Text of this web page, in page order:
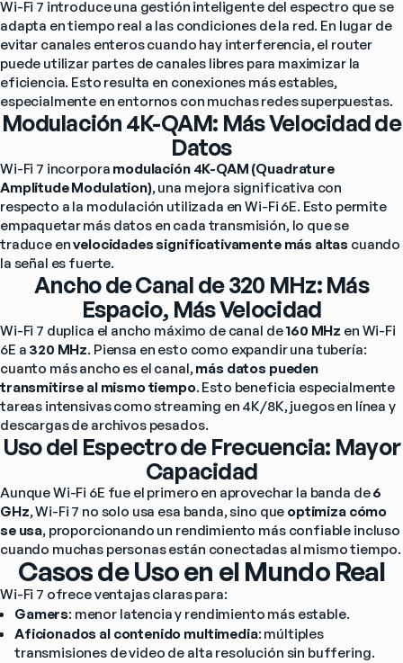
Wi-Fi 7 introduce una gestión inteligente del espectro que se
adapta en tiempo real a las condiciones de la red. En lugar de
evitar canales enteros cuando hay interferencia, el router
puede utilizar partes de canales libres para maximizar la
eficiencia. Esto resulta en conexiones más estables,
especialmente en entornos con muchas redes superpuestas.
Modulación 4K-QAM: Más Velocidad de
Datos
Wi-Fi 7 incorpora modulación 4K-QAM (Quadrature
Amplitude Modulation), una mejora significativa con
respecto a la modulación utilizada en Wi-Fi 6E. Esto permite
empaquetar más datos en cada transmisión, lo que se
traduce en velocidades significativamente más altas cuando
la señal es fuerte.
Ancho de Canal de 320 MHz: Más
Espacio, Más Velocidad
Wi-Fi 7 duplica el ancho máximo de canal de 160 MHz en Wi-Fi
6E a 320 MHz. Piensa en esto como expandir una tubería:
cuanto más ancho es el canal, más datos pueden
transmitirse al mismo tiempo. Esto beneficia especialmente
tareas intensivas como streaming en 4K/8K, juegos en línea y
descargas de archivos pesados.
Uso del Espectro de Frecuencia: Mayor
Capacidad
Aunque Wi-Fi 6E fue el primero en aprovechar la banda de 6
GHz, Wi-Fi 7 no solo usa esa banda, sino que optimiza cómo
se usa, proporcionando un rendimiento más confiable incluso
cuando muchas personas están conectadas al mismo tiempo.
Casos de Uso en el Mundo Real
Wi-Fi 7 ofrece ventajas claras para:
Gamers: menor latencia y rendimiento más estable.
Aficionados al contenido multimedia: múltiples
transmisiones de video de alta resolución sin buffering.